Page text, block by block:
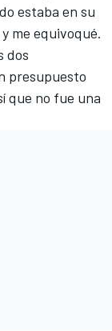
estaba en su
me equivoqué.
dos
presupuesto
que no fue una